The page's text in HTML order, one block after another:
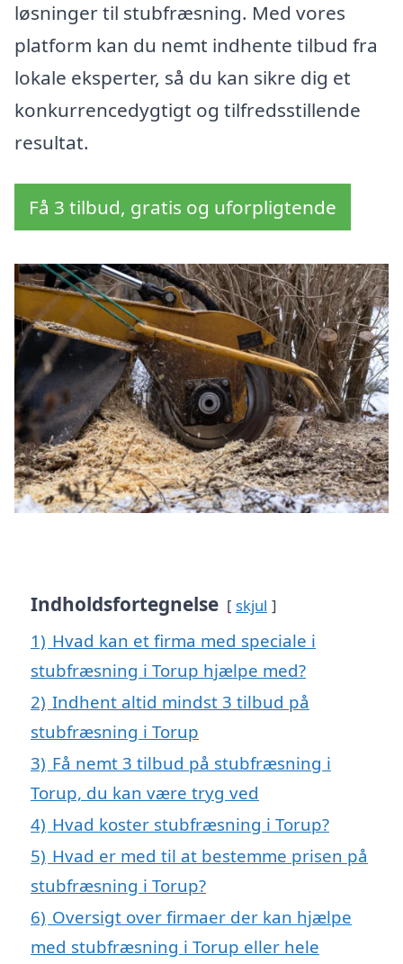
løsninger til stubfræsning. Med vores
platform kan du nemt indhente tilbud fra
lokale eksperter, så du kan sikre dig et
konkurrencedygtigt og tilfredsstillende
resultat.
Få 3 tilbud, gratis og uforpligtende
Indholdsfortegnelse skjul
1) Hvad kan et firma med speciale i
stubfræsning i Torup hjælpe med?
2) Indhent altid mindst 3 tilbud på
stubfræsning i Torup
3) Få nemt 3 tilbud på stubfræsning i
Torup, du kan være tryg ved
4) Hvad koster stubfræsning i Torup?
5) Hvad er med til at bestemme prisen på
stubfræsning i Torup?
6) Oversigt over firmaer der kan hjælpe
med stubfræsning i Torup eller hele